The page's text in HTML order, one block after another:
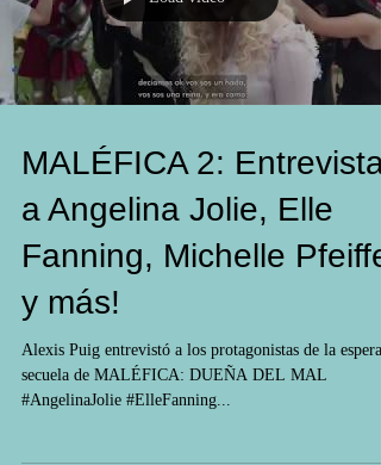
MALÉFICA 2:
a Angelina Jolie, Elle
Fanning, Michelle
y más!